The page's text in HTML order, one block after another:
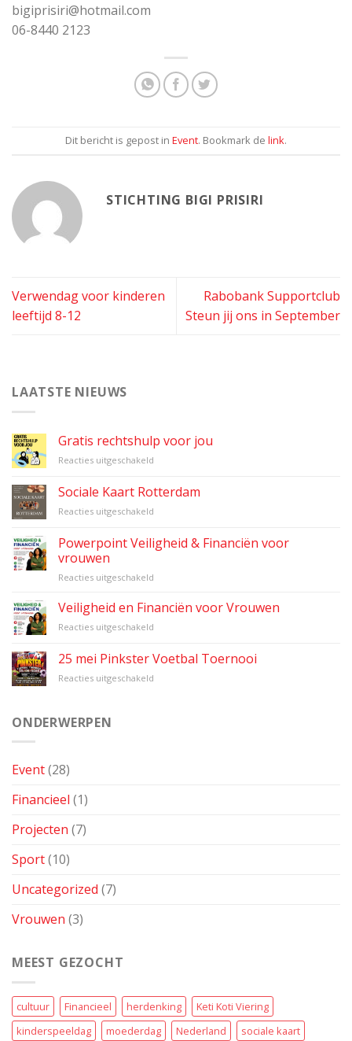
bigiprisiri@hotmail.com
06-8440 2123
Dit bericht is gepost in Event. Bookmark de link.
STICHTING BIGI PRISIRI
Verwendag voor kinderen
leeftijd 8-12
Rabobank Supportclub
Steun jij ons in September
LAATSTE NIEUWS
Gratis rechtshulp voor jou
Reacties uitgeschakeld
rechtshulp
voor
Sociale Kaart Rotterdam
Reacties uitgeschakeld
Kaart
Rotterdam
Powerpoint Veiligheid & Financiën voor
vrouwen
Reacties uitgeschakeld
Veiligheid
&
vrouwen
Veiligheid en Financiën voor Vrouwen
Reacties uitgeschakeld
en
Financiën
25 mei Pinkster Voetbal Toernooi
Reacties uitgeschakeld
ONDERWERPEN
Event(28)
Financieel (1)
Projecten (7)
Sport(10)
Uncategorized (7)
Vrouwen (3)
MEEST GEZOCHT
cultuur Financieel herdenking
Keti Koti Viering
kinderspeeldag
moederdag Nederland
sociale kaart